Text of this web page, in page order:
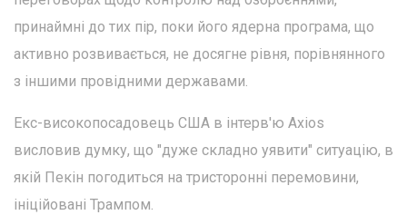
принаймні до тих пір, поки його ядерна програма, що
активно розвивається, не досягне рівня, порівнянного
з іншими провідними державами.
Екс-високопосадовець США в інтерв'ю Axios
висловив думку, що "дуже складно уявити" ситуацію, в
якій Пекін погодиться на тристоронні перемовини,
ініційовані Трампом.